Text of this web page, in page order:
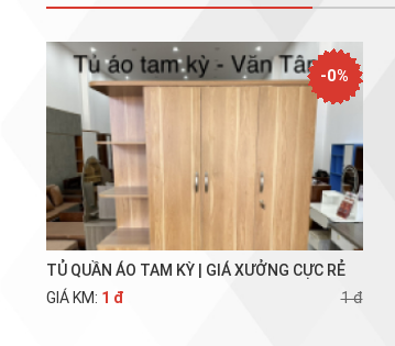
TỦ QUẦN ÁO TAM KỲ | GIÁ XƯỞNG CỰC RẺ
GIÁ KM: 1 đ 1 đ
-0%